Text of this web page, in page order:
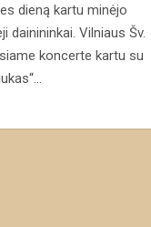
dieną kartu minėjo
dainininkai. Vilniaus Šv.
koncerte kartu su